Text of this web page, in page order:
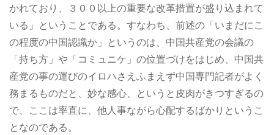
かれており、３００以上の重要な改革措置が盛り込まれて
いる」ということである。すなわち、前述の「いまだにこ
の程度の中国認識か」というのは、中国共産党の会議の
「持ち方」や「コミュニケ」の位置づけをはじめ、中国共
産党の事の運びのイロハさえふまえず中国専門記者がよく
務まるものだと、妙な感心、というと皮肉がきつすぎるの
で、ここは率直に、他人事ながら心配するばかりというこ
となのである。